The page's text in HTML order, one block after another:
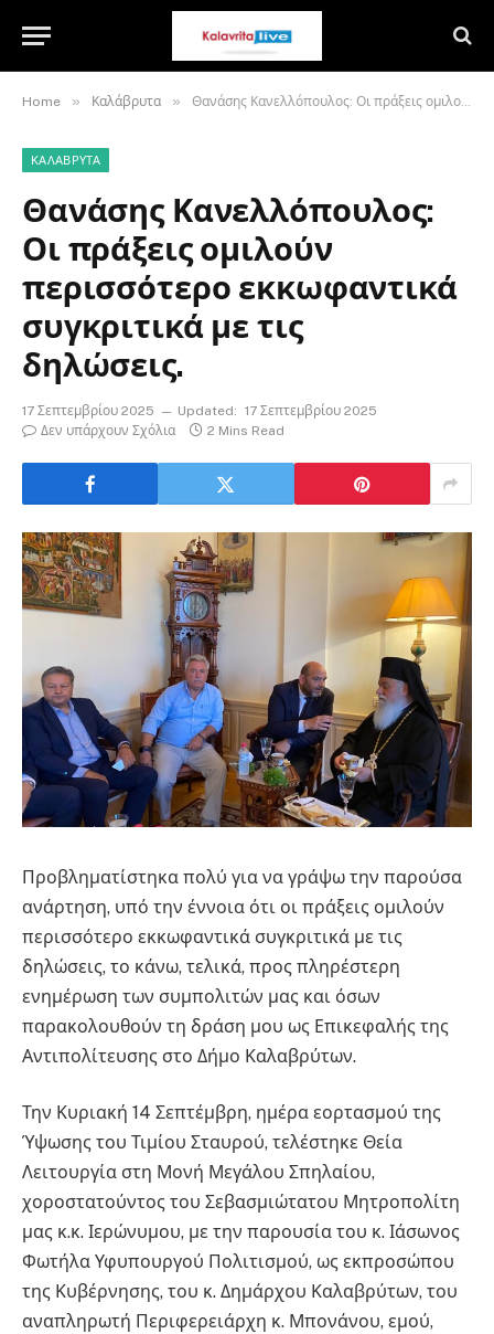
Home » Καλάβρυτα » Θανάσης Κανελλόπουλος: Οι πράξεις ομιλούν περισσότερο εκκωφαντικά συγκριτικά με τις δηλώσεις.
ΚΑΛΆΒΡΥΤΑ
Θανάσης Κανελλόπουλος:
Οι πράξεις ομιλούν
περισσότερο εκκωφαντικά
συγκριτικά με τις
δηλώσεις.
17 Σεπτεμβρίου 2025 Updated: 17 Σεπτεμβρίου 2025
Δεν υπάρχουν Σχόλια
2 Mins Read
Προβληματίστηκα πολύ για να γράψω την παρούσα
ανάρτηση, υπό την έννοια ότι οι πράξεις ομιλούν
περισσότερο εκκωφαντικά συγκριτικά με τις
δηλώσεις, το κάνω, τελικά, προς πληρέστερη
ενημέρωση των συμπολιτών μας και όσων
παρακολουθούν τη δράση μου ως Επικεφαλής της
Αντιπολίτευσης στο Δήμο Καλαβρύτων.
Την Κυριακή 14 Σεπτέμβρη, ημέρα εορτασμού της
Ύψωσης του Τιμίου Σταυρού, τελέστηκε Θεία
Λειτουργία στη Μονή Μεγάλου Σπηλαίου,
χοροστατούντος του Σεβασμιώτατου Μητροπολίτη
μας κ.κ. Ιερώνυμου, με την παρουσία του κ. Ιάσωνος
Φωτήλα Υφυπουργού Πολιτισμού, ως εκπροσώπου
της Κυβέρνησης, του κ. Δημάρχου Καλαβρύτων, του
αναπληρωτή Περιφερειάρχη κ. Μπονάνου, εμού,